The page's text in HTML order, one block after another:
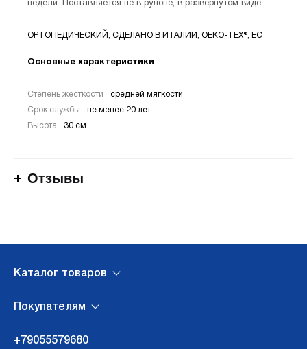
недели. Поставляется не в рулоне, в развернутом виде.
ОРТОПЕДИЧЕСКИЙ, СДЕЛАНО В ИТАЛИИ, OEKO-TEX®, EC
Основные характеристики
Степень жесткости средней мягкости
Срок службы не менее 20 лет
Высота 30 см
Отзывы
Каталог товаров
Покупателям
+79055579680